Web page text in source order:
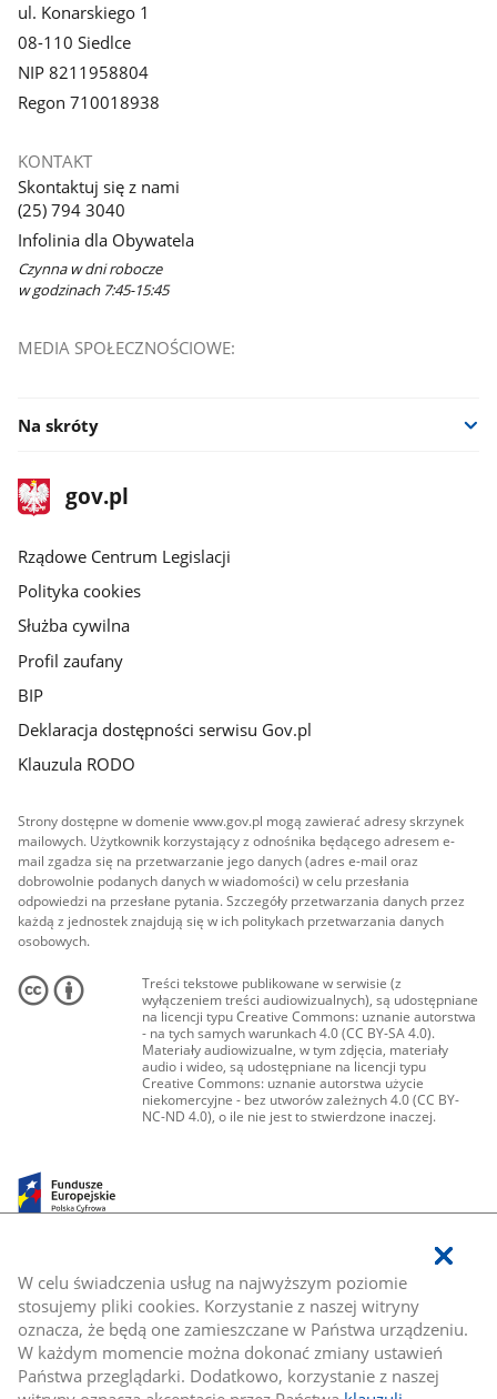
W celu świadczenia usług na najwyższym poziomie
stosujemy pliki cookies. Korzystanie z naszej witryny
oznacza, że będą one zamieszczane w Państwa urządzeniu.
W każdym momencie można dokonać zmiany ustawień
Państwa przeglądarki. Dodatkowo, korzystanie z naszej
ul. Konarskiego 1
08-110 Siedlce
NIP 8211958804
Regon 710018938
KONTAKT
Skontaktuj się z nami
(25) 794 3040
Infolinia dla Obywatela
Czynna w dni robocze
w godzinach 7:45-15:45
MEDIA SPOŁECZNOŚCIOWE:
Na skróty
stopka
gov.plStrona
gov.pl
Rządowe Centrum Legislacji
Polityka cookies
Służba cywilna
Profil zaufany
BIP
Deklaracja dostępności serwisu Gov.pl
Klauzula RODO
Strony dostępne w domenie www.gov.pl mogą zawierać adresy skrzynek
mailowych. Użytkownik korzystający z odnośnika będącego adresem e-
mail zgadza się na przetwarzanie jego danych (adres e-mail oraz
dobrowolnie podanych danych w wiadomości) w celu przesłania
odpowiedzi na przesłane pytania. Szczegóły przetwarzania danych przez
każdą z jednostek znajdują się w ich politykach przetwarzania danych
osobowych.
Treści tekstowe publikowane w serwisie (z
wyłączeniem treści audiowizualnych), są udostępniane
na licencji typu Creative Commons: uznanie autorstwa
- na tych samych warunkach 4.0 (CC BY-SA 4.0).
Materiały audiowizualne, w tym zdjęcia, materiały
audio i wideo, są udostępniane na licencji typu
Creative Commons: uznanie autorstwa użycie
niekomercyjne - bez utworów zależnych 4.0 (CC BY-
NC-ND 4.0), o ile nie jest to stwierdzone inaczej.